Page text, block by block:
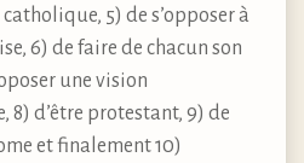
5) de s’opposer à
6) de faire de chacun son
une vision
8) d’être protestant, 9) de
et finalement 10)